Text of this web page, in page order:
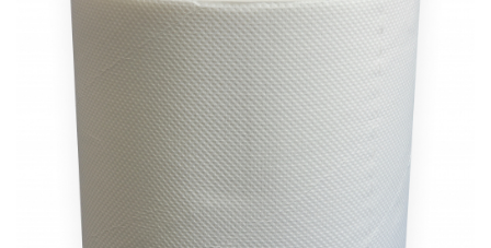
Bibliorafturi, caiete mecanice,
separatoare
Capsatoare, capse si perforatoare
Caiete si blocnotesuri
Dosare, folii protectie si mape
Accesorii diverse pentru birou
Etichetare si ambalare
Arhivare si depozitare